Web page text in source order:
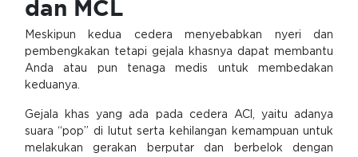
dan MCL
Meskipun kedua cedera menyebabkan nyeri dan
pembengkakan tetapi gejala khasnya dapat membantu
Anda atau pun tenaga medis untuk membedakan
keduanya.
Gejala khas yang ada pada cedera ACl, yaitu adanya
suara “pop” di lutut serta kehilangan kemampuan untuk
melakukan gerakan berputar dan berbelok dengan